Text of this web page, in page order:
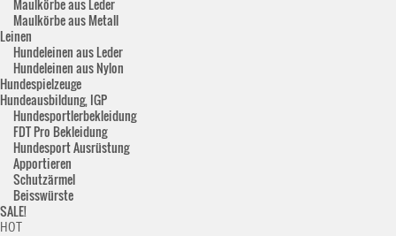
Maulkörbe aus Leder
Maulkörbe aus Metall
Leinen
Hundeleinen aus Leder
Hundeleinen aus Nylon
Hundespielzeuge
Hundeausbildung, IGP
Hundesportlerbekleidung
FDT Pro Bekleidung
Hundesport Ausrüstung
Apportieren
Schutzärmel
Beisswürste
SALE!
HOT